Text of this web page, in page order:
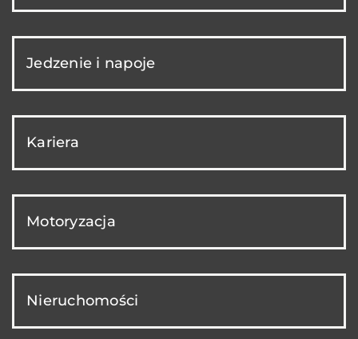
Jedzenie i napoje
Kariera
Motoryzacja
Nieruchomości